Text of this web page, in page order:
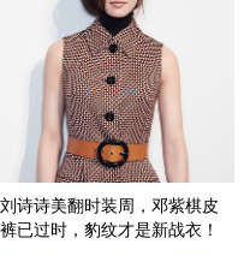
刘诗诗美翻时装周，邓紫棋皮
裤已过时，豹纹才是新战衣！